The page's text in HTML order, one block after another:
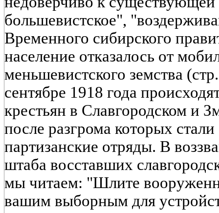
большевистское",
Временного сибирского
население отказалось от
меньшевистского земства
сентябре 1918 года
крестьян в Славгородском и
после разгрома которых
партизанские отряды. В
штаба восставших
мы читаем: "Шлите
вашим выборным для